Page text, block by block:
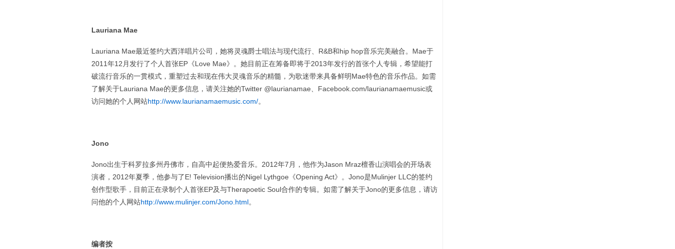
Lauriana Mae
Lauriana Mae最近签约大西洋唱片公司，她将灵魂爵士唱法与现代流行、R&B和hip hop音乐完美融合。Mae于
2011年12月发行了个人首张EP《Love Mae》。她目前正在筹备即将于2013年发行的首张个人专辑，希望能打
破流行音乐的一贯模式，重塑过去和现在伟大灵魂音乐的精髓，为歌迷带来具备鲜明Mae特色的音乐作品。如需
了解关于Lauriana Mae的更多信息，请关注她的Twitter @laurianamae、Facebook.com/laurianamaemusic或
访问她的个人网站http://www.laurianamaemusic.com/。
Jono
Jono出生于科罗拉多州丹佛市，自高中起便热爱音乐。2012年7月，他作为Jason Mraz檀香山演唱会的开场表
演者，2012年夏季，他参与了E! Television播出的Nigel Lythgoe《Opening Act》。Jono是Mulinjer LLC的签约
创作型歌手，目前正在录制个人首张EP及与Therapoetic Soul合作的专辑。如需了解关于Jono的更多信息，请访
问他的个人网站http://www.mulinjer.com/Jono.html。
编者按